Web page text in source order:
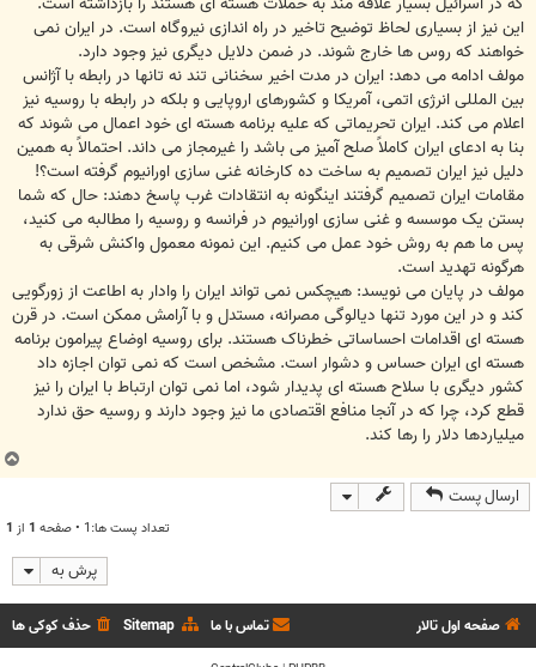
این نیز از بسیاری لحاظ توضیح تاخیر در راه اندازی نیروگاه است. در ایران نمی
خواهند که روس ها خارج شوند. در ضمن دلایل دیگری نیز وجود دارد.
مولف ادامه می دهد: ایران در مدت اخیر سخنانی تند نه تانها در رابطه با آژانس
بین المللی انرژی اتمی، آمریکا و کشورهای اروپایی و بلکه در رابطه با روسیه نیز
اعلام می کند. ایران تحریماتی که علیه برنامه هسته ای خود اعمال می شوند که
بنا به ادعای ایران کاملاً صلح آمیز می باشد را غیرمجاز می داند. احتمالاً به همین
دلیل نیز ایران تصمیم به ساخت ده کارخانه غنی سازی اورانیوم گرفته است؟!
مقامات ایران تصمیم گرفتند اینگونه به انتقادات غرب پاسخ دهند: حال که شما
بستن یک موسسه و غنی سازی اورانیوم در فرانسه و روسیه را مطالبه می کنید،
پس ما هم به روش خود عمل می کنیم. این نمونه معمول واکنش شرقی به
هرگونه تهدید است.
مولف در پایان می نویسد: هیچکس نمی تواند ایران را وادار به اطاعت از زورگویی
کند و در این مورد تنها دیالوگی مصرانه، مستدل و با آرامش ممکن است. در قرن
هسته ای اقدامات احساساتی خطرناک هستند. برای روسیه اوضاع پیرامون برنامه
هسته ای ایران حساس و دشوار است. مشخص است که نمی توان اجازه داد
کشور دیگری با سلاح هسته ای پدیدار شود، اما نمی توان ارتباط با ایران را نیز
قطع کرد، چرا که در آنجا منافع اقتصادی ما نیز وجود دارند و روسیه حق ندارد
میلیاردها دلار را رها کند.
ارسال پست
تعداد پست ها:1 • صفحه 1 از 1
پرش به
صفحه اول تالار حذف کوکی ها Sitemap تماس با ما